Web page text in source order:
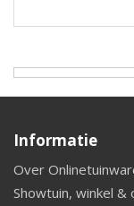
Informatie
Over
Showtuin, winkel &